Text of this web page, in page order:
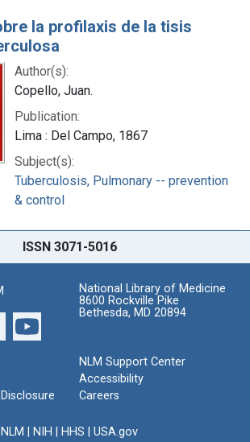
la profilaxis de la tisis
Author(s):
Copello, Juan.
Publication:
Lima : Del Campo, 1867
Subject(s):
Tuberculosis, Pulmonary -- prevention
& control
ISSN 3071-5016
National Library of Medicine
8600 Rockville Pike
Bethesda, MD 20894
NLM Support Center
Accessibility
Careers
NLM NIH HHS USA.gov